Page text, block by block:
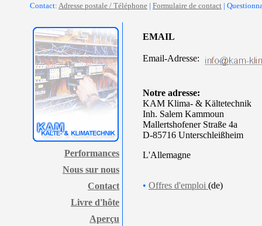
Contact: Adresse postale / Téléphone | Formulaire de contact |
Performances
Nous sur nous
Contact
Livre d'hôte
Aperçu
EMAIL
Email-Adresse:
Notre adresse:
KAM Klima- & Kältetechnik
Inh. Salem Kammoun
Mallertshofener Straße 4a
D-85716 Unterschleißheim
L'Allemagne
• Offres d'emploi (de)